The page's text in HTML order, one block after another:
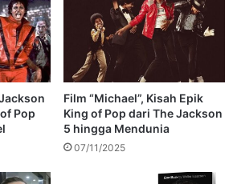
Pop
Film “Michael”, Kisah Epik
King of Pop dari The Jackson
5 hingga Mendunia
07/11/2025